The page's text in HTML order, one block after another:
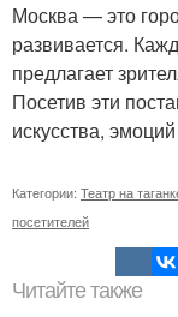
Москва — это
развивается.
предлагает
Посетив эти
искусства,
Категории: Театр на
посетителей
Читайте также